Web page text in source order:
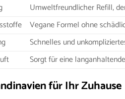
Umweltfreundlicher Refill,
Vegane Formel ohne
Schnelles und
Sorgt für eine
für Ihr Zuhause